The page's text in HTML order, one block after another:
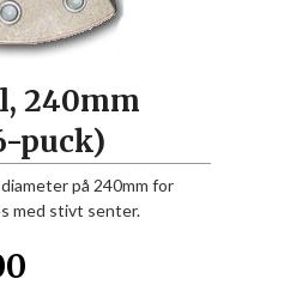
240mm
puck)
på 240mm for
med stivt senter.